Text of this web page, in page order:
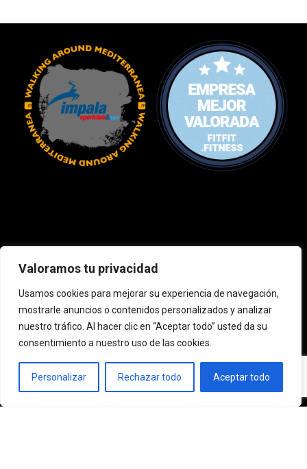
Valoramos tu privacidad
Usamos cookies para mejorar su experiencia de navegación,
mostrarle anuncios o contenidos personalizados y analizar
nuestro tráfico. Al hacer clic en “Aceptar todo” usted da su
consentimiento a nuestro uso de las cookies.
Personalizar Rechazar todo Aceptar todo